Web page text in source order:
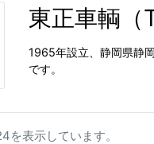
東正車輌（
1965年設立、静岡県静
です。
を表示しています。